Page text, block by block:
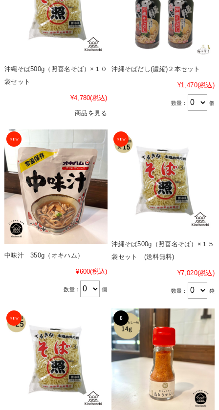
沖縄そば500g（照喜名そば）×１０
袋セット
¥4,780(税込)
商品を見る
沖縄そばだし(濃縮)２本セット
¥1,470(税込)
数量： 個
中味汁 350g（オキハム）
¥600(税込)
数量： 個
沖縄そば500g（照喜名そば）×１５
袋セット (送料無料)
¥7,020(税込)
数量： 袋